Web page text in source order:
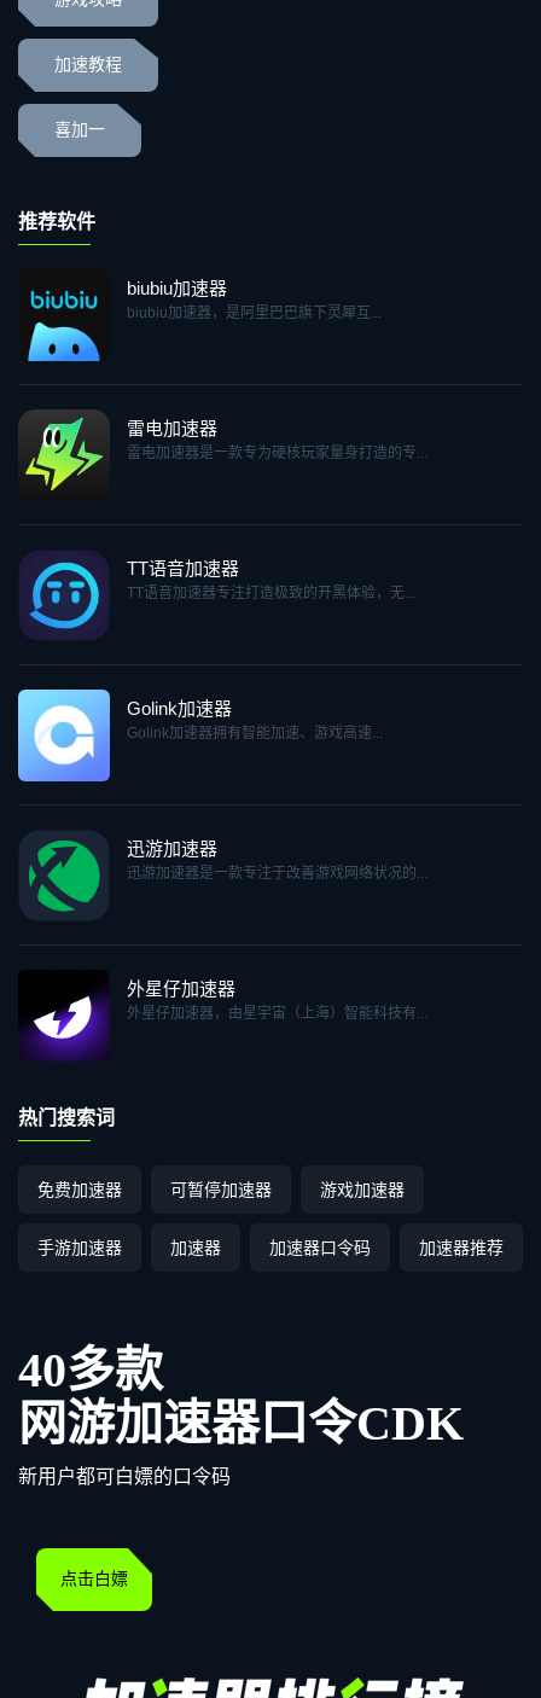
加速教程
喜加一
推荐软件
biubiu加速器
biubiu加速器，是阿里巴巴旗下灵犀互...
雷电加速器
雷电加速器是一款专为硬核玩家量身打造的专...
TT语音加速器
TT语音加速器专注打造极致的开黑体验，无...
Golink加速器
Golink加速器拥有智能加速、游戏高速...
迅游加速器
迅游加速器是一款专注于改善游戏网络状况的...
外星仔加速器
外星仔加速器，由星宇宙（上海）智能科技有...
热门搜索词
免费加速器 可暂停加速器 游戏加速器
手游加速器 加速器 加速器口令码 加速器推荐
40多款
网游加速器口令CDK
新用户都可白嫖的口令码
点击白嫖